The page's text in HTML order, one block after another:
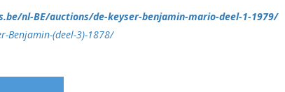
nl-BE/auctions/de-keyser-benjamin-mario-deel-1-1979/
Benjamin-(deel-3)-1878/